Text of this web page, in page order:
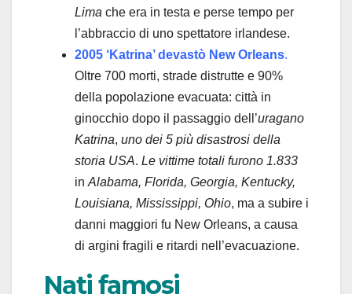
Lima che era in testa e perse tempo per
l’abbraccio di uno spettatore irlandese.
2005 ‘Katrina’ devastò New Orleans.
Oltre 700 morti, strade distrutte e 90%
della popolazione evacuata: città in
ginocchio dopo il passaggio dell’uragano
Katrina, uno dei 5 più disastrosi della
storia USA. Le vittime totali furono 1.833
in Alabama, Florida, Georgia, Kentucky,
Louisiana, Mississippi, Ohio, ma a subire i
danni maggiori fu New Orleans, a causa
di argini fragili e ritardi nell’evacuazione.
Nati famosi